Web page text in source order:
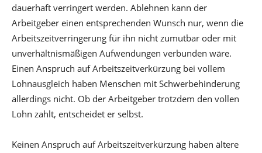
dauerhaft verringert werden. Ablehnen kann der
Arbeitgeber einen entsprechenden Wunsch nur, wenn die
Arbeitszeitverringerung für ihn nicht zumutbar oder mit
unverhältnismäßigen Aufwendungen verbunden wäre.
Einen Anspruch auf Arbeitszeitverkürzung bei vollem
Lohnausgleich haben Menschen mit Schwerbehinderung
allerdings nicht. Ob der Arbeitgeber trotzdem den vollen
Lohn zahlt, entscheidet er selbst.
Keinen Anspruch auf Arbeitszeitverkürzung haben ältere